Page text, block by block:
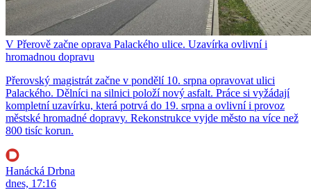
V Přerově začne oprava Palackého ulice. Uzavírka ovlivní i
hromadnou dopravu
Přerovský magistrát začne v pondělí 10. srpna opravovat ulici
Palackého. Dělníci na silnici položí nový asfalt. Práce si vyžádají
kompletní uzavírku, která potrvá do 19. srpna a ovlivní i provoz
městské hromadné dopravy. Rekonstrukce vyjde město na více než
800 tisíc korun.
Hanácká Drbna
dnes, 17:16